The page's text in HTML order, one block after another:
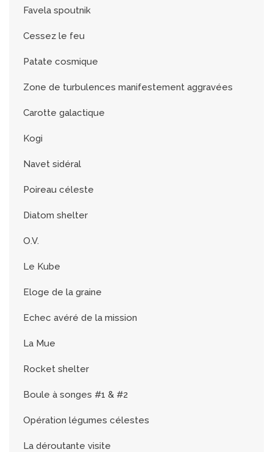
Favela spoutnik
Cessez le feu
Patate cosmique
Zone de turbulences manifestement aggravées
Carotte galactique
Kogi
Navet sidéral
Poireau céleste
Diatom shelter
O.V.
Le Kube
Eloge de la graine
Echec avéré de la mission
La Mue
Rocket shelter
Boule à songes #1 & #2
Opération légumes célestes
La déroutante visite